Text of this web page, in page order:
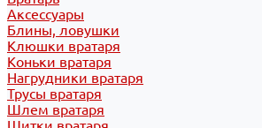
Аксессуары
Блины, ловушки
Клюшки вратаря
Коньки вратаря
Нагрудники вратаря
Трусы вратаря
Шлем вратаря